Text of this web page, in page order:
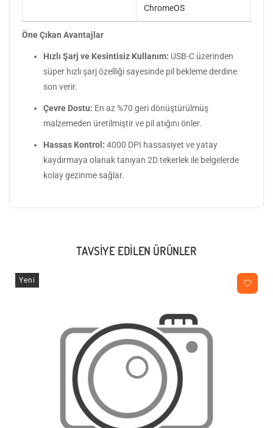
ChromeOS
Öne Çıkan Avantajlar
Hızlı Şarj ve Kesintisiz Kullanım: USB-C üzerinden
süper hızlı şarj özelliği sayesinde pil bekleme derdine
son verir.
Çevre Dostu: En az %70 geri dönüştürülmüş
malzemeden üretilmiştir ve pil atığını önler.
Hassas Kontrol: 4000 DPI hassasiyet ve yatay
kaydırmaya olanak tanıyan 2D tekerlek ile belgelerde
kolay gezinme sağlar.
TAVSIYE EDILEN ÜRÜNLER
Yeni